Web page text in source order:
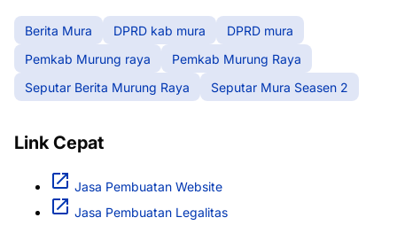
Berita Mura DPRD kab mura
DPRD mura
Pemkab Murung raya
Pemkab Murung Raya
Seputar Berita Murung Raya
Seputar Mura Seasen 2
Link Cepat
Jasa Pembuatan Website
Jasa Pembuatan Legalitas